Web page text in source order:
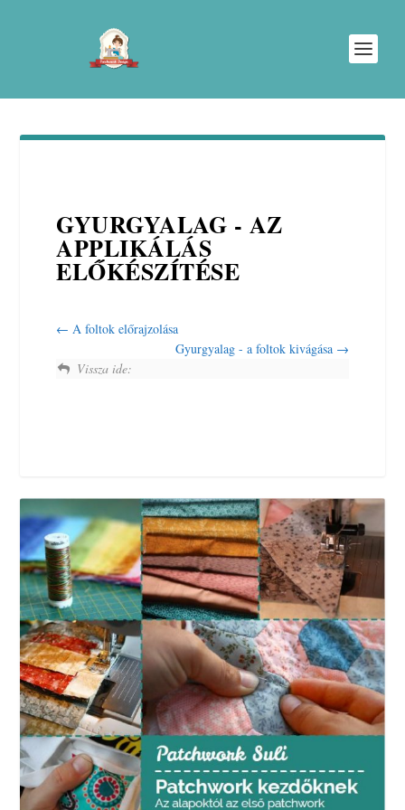
GYURGYALAG - AZ
APPLIKÁLÁS
ELŐKÉSZÍTÉSE
A foltok előrajzolása
Gyurgyalag - a foltok kivágása
Vissza ide: